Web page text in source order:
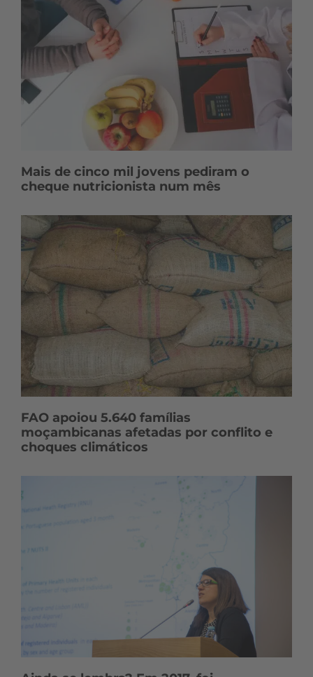
Mais de cinco mil jovens pediram o
cheque nutricionista num mês
FAO apoiou 5.640 famílias
moçambicanas afetadas por conflito e
choques climáticos